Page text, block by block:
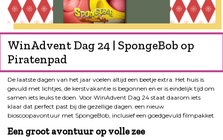
WinAdvent Dag 24 | SpongeBob op
Piratenpad
De laatste dagen van het jaar voelen altijd een beetje extra. Het huis is
gevuld met lichtjes, de kerstvakantie is begonnen en er is eindelijk tijd om
samen iets leuks te doen. Voor WinAdvent Dag 24 staat daarom iets
klaar dat perfect past bij die gezellige dagen: een nieuw
bioscoopavontuur met SpongeBob, inclusief een goedgevuld filmpakket.
Een groot avontuur op volle zee